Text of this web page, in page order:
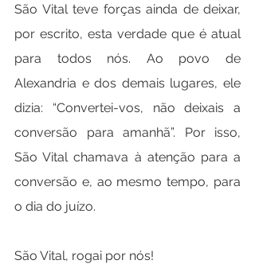
São Vital teve forças ainda de deixar,
por escrito, esta verdade que é atual
para todos nós. Ao povo de
Alexandria e dos demais lugares, ele
dizia: “Convertei-vos, não deixais a
conversão para amanhã”. Por isso,
São Vital chamava à atenção para a
conversão e, ao mesmo tempo, para
o dia do juízo.
São Vital, rogai por nós!